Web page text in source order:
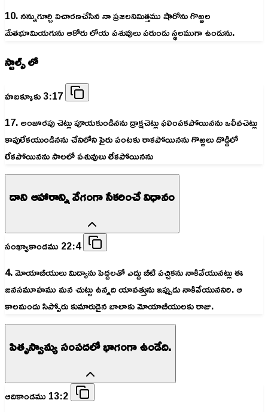
10. నన్నుగూర్చి విచారణచేసిన నా ప్రజలనిమిత్తము షారోను గొఱ్ఱల
మేతభూమియగును ఆకోరు లోయ పశువులు పరుండు స్థలముగా ఉండును.
స్టాల్స్ లో
హబక్కూకు 3:17
17. అంజూరపు చెట్లు పూయకుండినను ద్రాక్షచెట్లు ఫలింపకపోయినను ఒలీవచెట్లు
కాపులేకయుండినను చేనిలోని పైరు పంటకు రాకపోయినను గొఱ్ఱలు దొడ్డిలో
లేకపోయినను సాలలో పశువులు లేకపోయినను
దాని ఆహారాన్ని వేగంగా సేకరించే విధానం
సంఖ్యాకాండము 22:4
4. మోయాబీయులు మిద్యాను పెద్దలతో ఎద్దు బీటి పచ్చికను నాకివేయునట్లు ఈ
జనసమూహము మన చుట్టు ఉన్నది యావత్తును ఇప్పుడు నాకివేయుననిరి. ఆ
కాలమందు సిప్పోరు కుమారుడైన బాలాకు మోయాబీయులకు రాజు.
పితృస్వామ్య సంపదలో భాగంగా ఉండేది.
ఆదికాండము 13:2